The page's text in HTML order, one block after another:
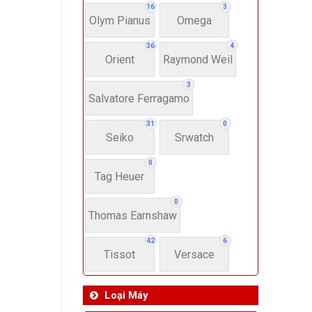
16
Olym Pianus
3
Omega
36
Orient
4
Raymond Weil
3
Salvatore Ferragamo
31
Seiko
0
Srwatch
0
Tag Heuer
0
Thomas Earnshaw
42
Tissot
6
Versace
Loại Máy